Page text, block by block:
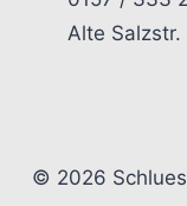
Alte
© 2026